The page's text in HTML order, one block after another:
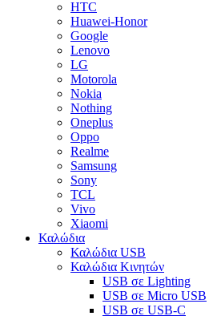
HTC
Huawei-Honor
Google
Lenovo
LG
Motorola
Nokia
Nothing
Oneplus
Oppo
Realme
Samsung
Sony
TCL
Vivo
Xiaomi
Καλώδια
Καλώδια USB
Καλώδια Κινητών
USB σε Lighting
USB σε Micro USB
USB σε USB-C